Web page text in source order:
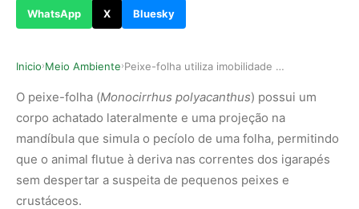
WhatsApp X Bluesky
Inicio›Meio Ambiente› Peixe-folha utiliza imobilidade absoluta para i…
O peixe-folha (Monocirrhus polyacanthus) possui um
corpo achatado lateralmente e uma projeção na
mandíbula que simula o pecíolo de uma folha, permitindo
que o animal flutue à deriva nas correntes dos igarapés
sem despertar a suspeita de pequenos peixes e
crustáceos.